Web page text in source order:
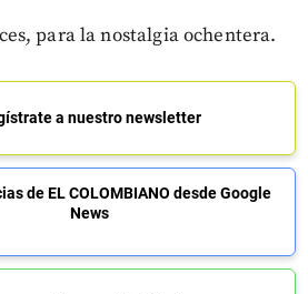
para la nostalgia ochentera.
a nuestro newsletter
de EL COLOMBIANO desde Google
News